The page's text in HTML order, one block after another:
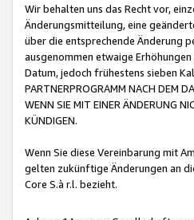
Wir behalten uns das Recht vor,
Änderungsmitteilung, eine
über die entsprechende Änderung
ausgenommen etwaige
Datum, jedoch frühestens sieben
PARTNERPROGRAMM NACH DEM
WENN SIE MIT EINER ÄNDERUNG
KÜNDIGEN.
Wenn Sie diese Vereinbarung mit
gelten zukünftige Änderungen an
Core S.à r.l. bezieht.